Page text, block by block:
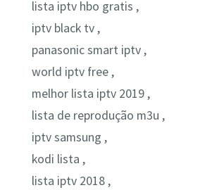
lista iptv hbo gratis ,
iptv black tv ,
panasonic smart iptv ,
world iptv free ,
melhor lista iptv 2019 ,
lista de reprodução m3u ,
iptv samsung ,
kodi lista ,
lista iptv 2018 ,